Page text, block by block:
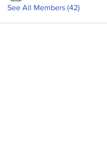
See All Members (42)